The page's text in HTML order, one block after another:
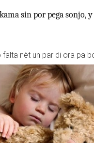
sin por pega sonjo, y
nèt un par di ora pa